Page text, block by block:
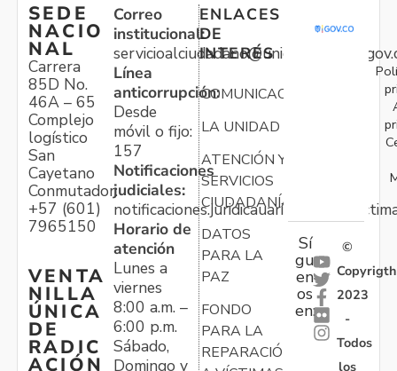
SEDE
NACIO
NAL
Carrera
85D No.
46A – 65
Complejo
logístico
San
Cayetano
Conmutador:
+57 (601)
7965150
VENTA
NILLA
ÚNICA
DE
RADIC
ACIÓN
Correo
institucional:
Línea
anticorrupción:
Desde
móvil o fijo:
157
Notificaciones
judiciales:
Horario de
atención
Lunes a
viernes
8:00 a.m. –
6:00 p.m.
Sábado,
Domingo y
ENLACES
DE
INTERÉS
COMUNICACIONES
LA UNIDAD
ATENCIÓN Y
SERVICIOS
CIUDADANÍA
DATOS
PARA LA
PAZ
FONDO
PARA LA
REPARACIÓN
Sí
gu
en
os
en:
©
Copyrigth
2023
-
Todos
los